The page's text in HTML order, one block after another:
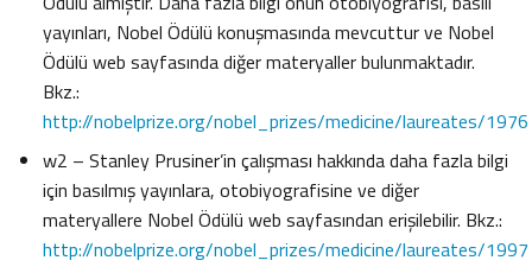
yayınları, Nobel Ödülü konuşmasında mevcuttur ve Nobel
Ödülü web sayfasında diğer materyaller bulunmaktadır.
Bkz.:
http://nobelprize.org/nobel_prizes/medicine/laureates/1976
w2 – Stanley Prusiner’in çalışması hakkında daha fazla bilgi
için basılmış yayınlara, otobiyografisine ve diğer
materyallere Nobel Ödülü web sayfasından erişilebilir. Bkz.:
http://nobelprize.org/nobel_prizes/medicine/laureates/1997